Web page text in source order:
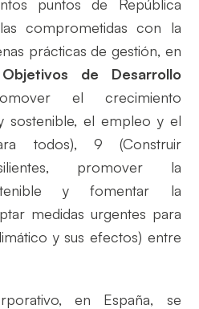
puntos de República
comprometidas con la
prácticas de gestión, en
Objetivos de Desarrollo
el crecimiento
sostenible, el empleo y el
todos), 9 (Construir
promover la
y fomentar la
medidas urgentes para
y sus efectos) entre
en España, se